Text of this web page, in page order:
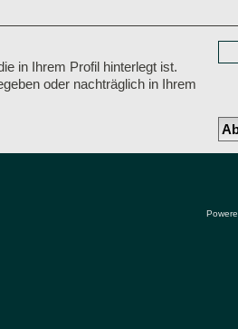
in Ihrem Profil hinterlegt ist.
oder nachträglich in Ihrem